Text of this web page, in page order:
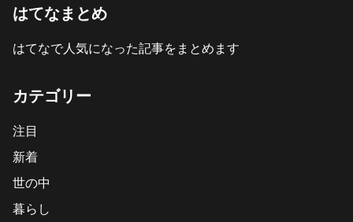
はてなまとめ
はてなで人気になった記事をまとめます
カテゴリー
注目
新着
世の中
暮らし